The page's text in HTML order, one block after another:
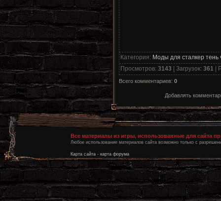
Категория: Моды для сталкер тень
Просмотров: 3143 | Загрузок: 361 |
Всего комментариев: 0
Добавлять
Все материалы из игры, использованные для сайта
Любое использование материалов сайта возможно только с
Карта сайта - карта форума